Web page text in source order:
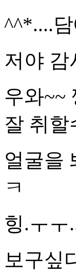
^^*....
저야 감
우와~~
잘 취할
얼굴을
ㅋ
힝.ㅜㅜ
보구싶